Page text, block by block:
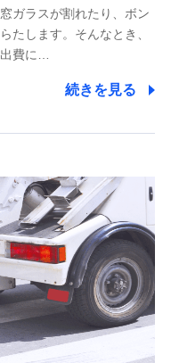
業務を行うため
支給、福利厚生・採用
当社と従業員または従
提供業務、契約締結手
らに準ずる業務の遂行
ガラスが割れたり、ボン
たします。そんなとき、
出費に…
続きを見る